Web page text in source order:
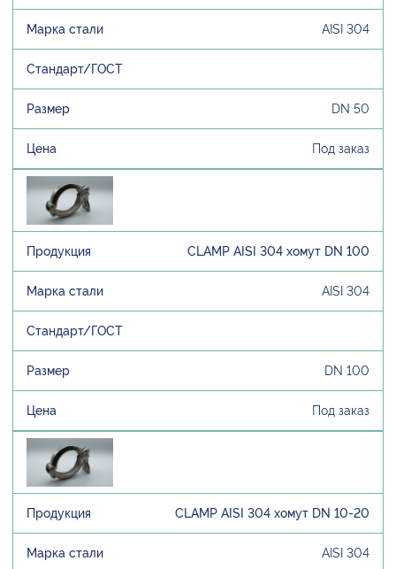
AISI 304
DN 50
Под заказ
CLAMP AISI 304 хомут DN 100
AISI 304
DN 100
Под заказ
CLAMP AISI 304 хомут DN 10-20
AISI 304